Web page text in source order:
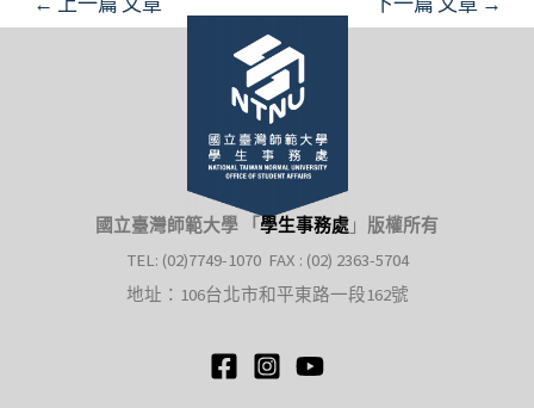
navigation
國立臺灣師範大學 「 學生事務處 」 版權所有
TEL: (02)7749-1070 FAX : (02) 2363-5704
地址：106台北市和平東路一段162號